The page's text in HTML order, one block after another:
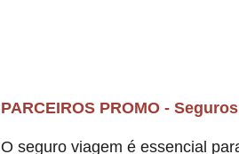
PARCEIROS PROMO -
O seguro viagem é essencial